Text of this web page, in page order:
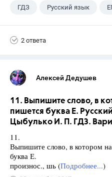
ГДЗ Русский язык
2 ответа
Алексей Дедушев
11. Выпишите слово, в
пишется буква Е.
Цыбулько И. П. ГДЗ.
11.
Выпишите слово, в котором
буква Е.
произнос., шь (Подробнее...)